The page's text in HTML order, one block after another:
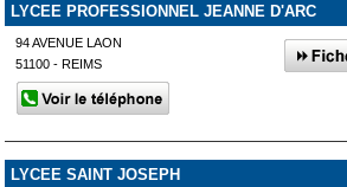
LYCEE PROFESSIONNEL JEANNE D'ARC
94 AVENUE LAON
51100 - REIMS
LYCEE SAINT JOSEPH